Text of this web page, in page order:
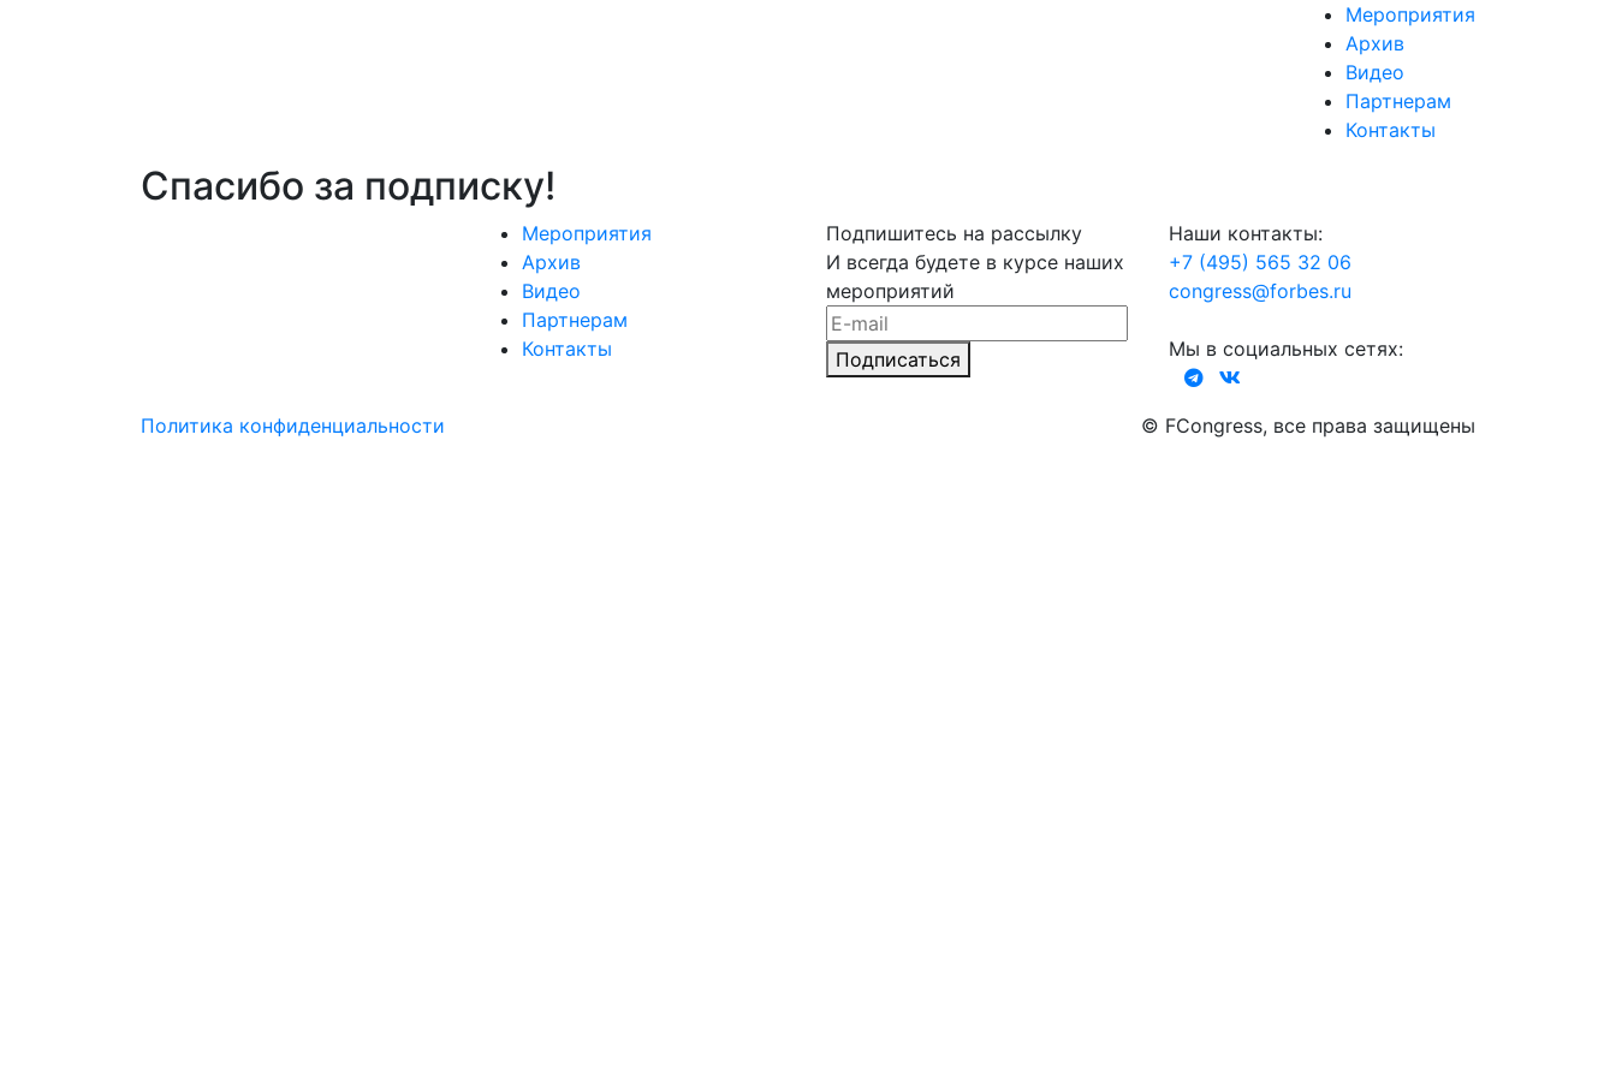
Мероприятия
Архив
Видео
Партнерам
Контакты
Спасибо за подписку!
Мероприятия
Архив
Видео
Партнерам
Контакты
Подпишитесь на рассылку
И всегда будете в курсе наших
мероприятий
Подписаться
Наши контакты:
+7 (495) 565 32 06
congress@forbes.ru
Мы в социальных сетях:
Политика конфиденциальности © FCongress, все права защищены